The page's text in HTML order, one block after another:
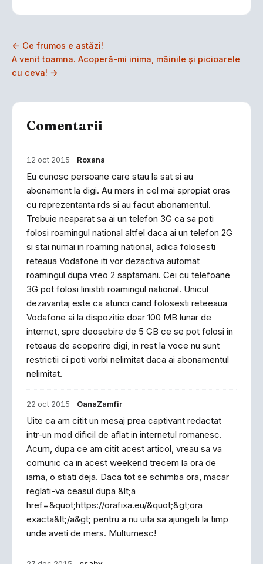
← Ce frumos e astăzi!
A venit toamna. Acoperă-mi inima, mâinile şi picioarele
cu ceva! →
Comentarii
12 oct 2015 Roxana
Eu cunosc persoane care stau la sat si au
abonament la digi. Au mers in cel mai apropiat oras
cu reprezentanta rds si au facut abonamentul.
Trebuie neaparat sa ai un telefon 3G ca sa poti
folosi roamingul national altfel daca ai un telefon 2G
si stai numai in roaming national, adica folosesti
reteaua Vodafone iti vor dezactiva automat
roamingul dupa vreo 2 saptamani. Cei cu telefoane
3G pot folosi linistiti roamingul national. Unicul
dezavantaj este ca atunci cand folosesti reteeaua
Vodafone ai la dispozitie doar 100 MB lunar de
internet, spre deosebire de 5 GB ce se pot folosi in
reteaua de acoperire digi, in rest la voce nu sunt
restrictii ci poti vorbi nelimitat daca ai abonamentul
nelimitat.
22 oct 2015 OanaZamfir
Uite ca am citit un mesaj prea captivant redactat
intr-un mod dificil de aflat in internetul romanesc.
Acum, dupa ce am citit acest articol, vreau sa va
comunic ca in acest weekend trecem la ora de
iarna, o stiati deja. Daca tot se schimba ora, macar
reglati-va ceasul dupa &lt;a
href=&quot;https://orafixa.eu/&quot;&gt;ora
exacta&lt;/a&gt; pentru a nu uita sa ajungeti la timp
unde aveti de mers. Multumesc!